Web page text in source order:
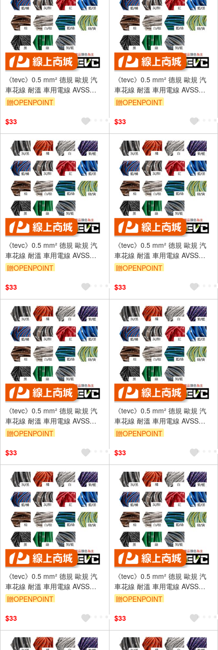
《tevc》0.5 mm² 德規 歐規 汽
車花線 耐溫 車用電線 AVSS
20AWG 花線 車用配線 機車
贈OPENPOINT
$33
《tevc》0.5 mm² 德規 歐規 汽
車花線 耐溫 車用電線 AVSS
20AWG 花線 車用配線 機車
贈OPENPOINT
$33
《tevc》0.5 mm² 德規 歐規 汽
車花線 耐溫 車用電線 AVSS
20AWG 花線 車用配線 機車
贈OPENPOINT
$33
《tevc》0.5 mm² 德規 歐規 汽
車花線 耐溫 車用電線 AVSS
20AWG 花線 車用配線 機車
贈OPENPOINT
$33
《tevc》0.5 mm² 德規 歐規 汽
車花線 耐溫 車用電線 AVSS
20AWG 花線 車用配線 機車
贈OPENPOINT
$33
《tevc》0.5 mm² 德規 歐規 汽
車花線 耐溫 車用電線 AVSS
20AWG 花線 車用配線 機車
贈OPENPOINT
$33
《tevc》0.5 mm² 德規 歐規 汽
車花線 耐溫 車用電線 AVSS
20AWG 花線 車用配線 機車
贈OPENPOINT
$33
《tevc》0.5 mm² 德規 歐規 汽
車花線 耐溫 車用電線 AVSS
20AWG 花線 車用配線 機車
贈OPENPOINT
$33